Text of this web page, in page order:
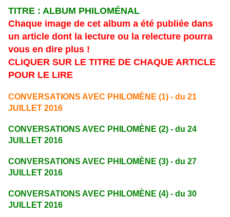
TITRE : ALBUM PHILOMÉNAL
Chaque image de cet album a été publiée dans
un article dont la lecture ou la relecture pourra
vous en dire plus !
CLIQUER SUR LE TITRE DE CHAQUE ARTICLE
POUR LE LIRE
CONVERSATIONS AVEC PHILOMÈNE (1) - du 21
JUILLET 2016
CONVERSATIONS AVEC PHILOMÈNE (2) - du 24
JUILLET 2016
CONVERSATIONS AVEC PHILOMÈNE (3) - du 27
JUILLET 2016
CONVERSATIONS AVEC PHILOMÈNE (4) - du 30
JUILLET 2016